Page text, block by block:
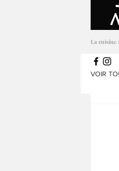
La cuisine
VOIR